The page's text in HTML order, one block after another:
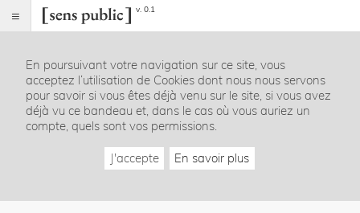
v. 0.1
Index
Article
Table
des
En poursuivant votre navigation sur ce site, vous
acceptez l’utilisation de Cookies dont nous nous servons
pour savoir si vous êtes déjà venu sur le site, si vous avez
déjà vu ce bandeau et, dans le cas où vous auriez un
compte, quels sont vos permissions.
J'accepte En savoir plus